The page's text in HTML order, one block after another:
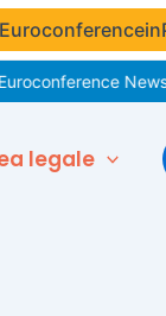
News
legale